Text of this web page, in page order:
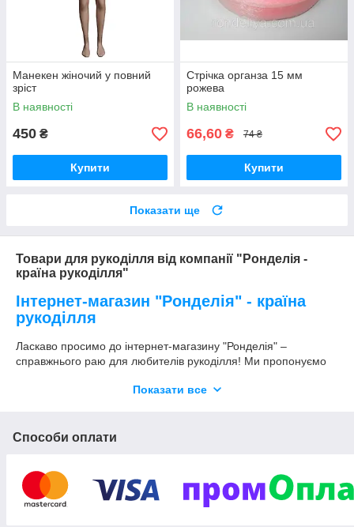
Манекен жіночий у повний
зріст
В наявності
450 ₴
Купити
Стрічка органза 15 мм
рожева
В наявності
66,60 ₴ 74 ₴
Купити
Показати ще
Товари для рукоділля від компанії "Ронделія -
країна рукоділля"
Інтернет-магазин "Ронделія" - країна
рукоділля
Ласкаво просимо до інтернет-магазину "Ронделія" –
справжнього раю для любителів рукоділля! Ми пропонуємо
зміг знайти саме те, що потрібно для втілення своїх
бісер для найвибагливіших проєктів.
Атласні та органза стрічки: різноманітні
Показати все
Способи оплати